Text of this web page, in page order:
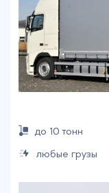
до 10 тонн
любые грузы